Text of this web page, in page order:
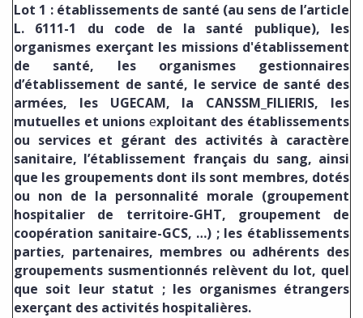
Lot 1 : établissements de santé (au sens de l’article
L. 6111-1 du code de la santé publique), les
organismes exerçant les missions d'établissement
de santé, les organismes gestionnaires
d’établissement de santé, le service de santé des
armées, les UGECAM, la CANSSM_FILIERIS, les
mutuelles et unions exploitant des établissements
ou services et gérant des activités à caractère
sanitaire, l’établissement français du sang, ainsi
que les groupements dont ils sont membres, dotés
ou non de la personnalité morale (groupement
hospitalier de territoire-GHT, groupement de
coopération sanitaire-GCS, …) ; les établissements
parties, partenaires, membres ou adhérents des
groupements susmentionnés relèvent du lot, quel
que soit leur statut ; les organismes étrangers
exerçant des activités hospitalières.